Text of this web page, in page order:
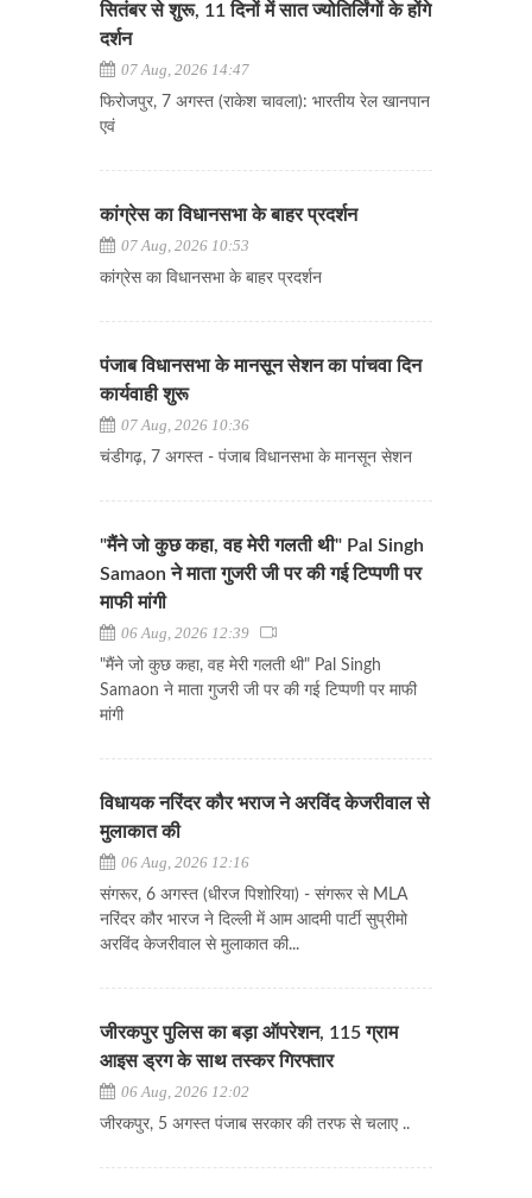
सितंबर से शुरू, 11 दिनों में सात ज्योतिर्लिंगों के होंगे
दर्शन
07 Aug, 2026 14:47
फिरोजपुर, 7 अगस्त (राकेश चावला): भारतीय रेल खानपान
एवं
कांग्रेस का विधानसभा के बाहर प्रदर्शन
07 Aug, 2026 10:53
कांग्रेस का विधानसभा के बाहर प्रदर्शन
पंजाब विधानसभा के मानसून सेशन का पांचवा दिन
कार्यवाही शुरू
07 Aug, 2026 10:36
चंडीगढ़, 7 अगस्त - पंजाब विधानसभा के मानसून सेशन
"मैंने जो कुछ कहा, वह मेरी गलती थी" Pal Singh
Samaon ने माता गुजरी जी पर की गई टिप्पणी पर
माफी मांगी
06 Aug, 2026 12:39
"मैंने जो कुछ कहा, वह मेरी गलती थी" Pal Singh
Samaon ने माता गुजरी जी पर की गई टिप्पणी पर माफी
मांगी
विधायक नरिंदर कौर भराज ने अरविंद केजरीवाल से
मुलाकात की
06 Aug, 2026 12:16
संगरूर, 6 अगस्त (धीरज पिशोरिया) - संगरूर से MLA
नरिंदर कौर भारज ने दिल्ली में आम आदमी पार्टी सुप्रीमो
अरविंद केजरीवाल से मुलाकात की...
जीरकपुर पुलिस का बड़ा ऑपरेशन, 115 ग्राम
आइस ड्रग के साथ तस्कर गिरफ्तार
06 Aug, 2026 12:02
जीरकपुर, 5 अगस्त पंजाब सरकार की तरफ से चलाए ..